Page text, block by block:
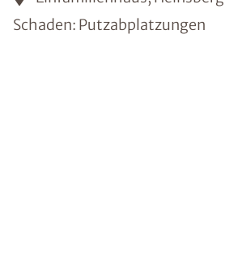
Schaden: Putzabplatzungen